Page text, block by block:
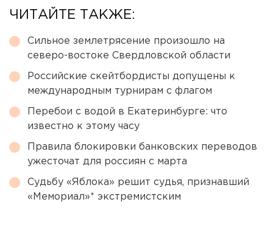
ЧИТАЙТЕ ТАКЖЕ:
Сильное землетрясение произошло на
северо-востоке Свердловской области
Российские скейтбордисты допущены к
международным турнирам с флагом
Перебои с водой в Екатеринбурге: что
известно к этому часу
Правила блокировки банковских переводов
ужесточат для россиян с марта
Судьбу «Яблока» решит судья, признавший
«Мемориал»* экстремистским